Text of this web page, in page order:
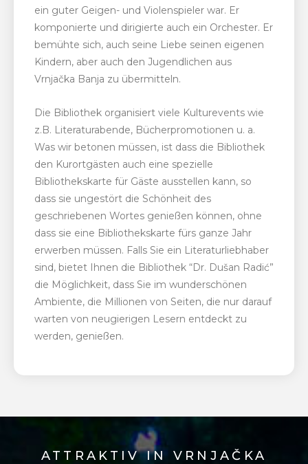
ein guter Geigen- und Violenspieler war. Er
komponierte und dirigierte auch ein Orchester. Er
bemühte sich, auch seine Liebe seinen eigenen
Kindern, aber auch den Jugendlichen aus
Vrnjačka Banja zu übermitteln.
Die Bibliothek organisiert viele Kulturevents wie
z.B. Literaturabende, Bücherpromotionen u. a.
Was wir betonen müssen, ist dass die Bibliothek
den Kurortgästen auch eine spezielle
Bibliothekskarte für Gäste ausstellen kann, so
dass sie ungestört die Schönheit des
geschriebenen Wortes genießen können, ohne
dass sie eine Bibliothekskarte fürs ganze Jahr
erwerben müssen. Falls Sie ein Literaturliebhaber
sind, bietet Ihnen die Bibliothek “Dr. Dušan Radić”
die Möglichkeit, dass Sie im wunderschönen
Ambiente, die Millionen von Seiten, die nur darauf
warten von neugierigen Lesern entdeckt zu
werden, genießen.
ATTRAKTIV IN VRNJAČKA